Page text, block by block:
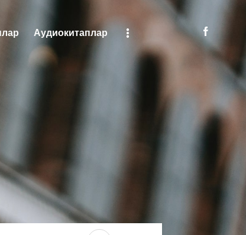
Аудиокитаплар